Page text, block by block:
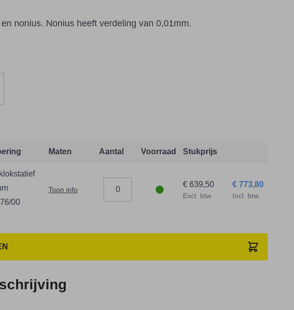
nonius. Nonius heeft verdeling van 0,01mm.
ø 20mm
Maten Aantal Voorraad Stukprijs
00
Toon info
€ 773,80
Incl. btw
€ 639,50
Excl. btw